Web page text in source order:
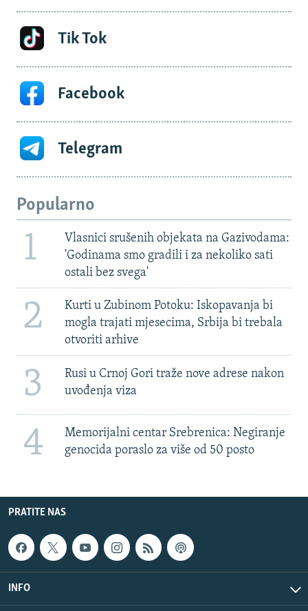
Tik Tok
Facebook
Telegram
Popularno
1
Vlasnici srušenih objekata na Gazivodama:
'Godinama smo gradili i za nekoliko sati
ostali bez svega'
2
Kurti u Zubinom Potoku: Iskopavanja bi
mogla trajati mjesecima, Srbija bi trebala
otvoriti arhive
3
Rusi u Crnoj Gori traže nove adrese nakon
uvođenja viza
4
Memorijalni centar Srebrenica: Negiranje
genocida poraslo za više od 50 posto
PRATITE NAS
INFO